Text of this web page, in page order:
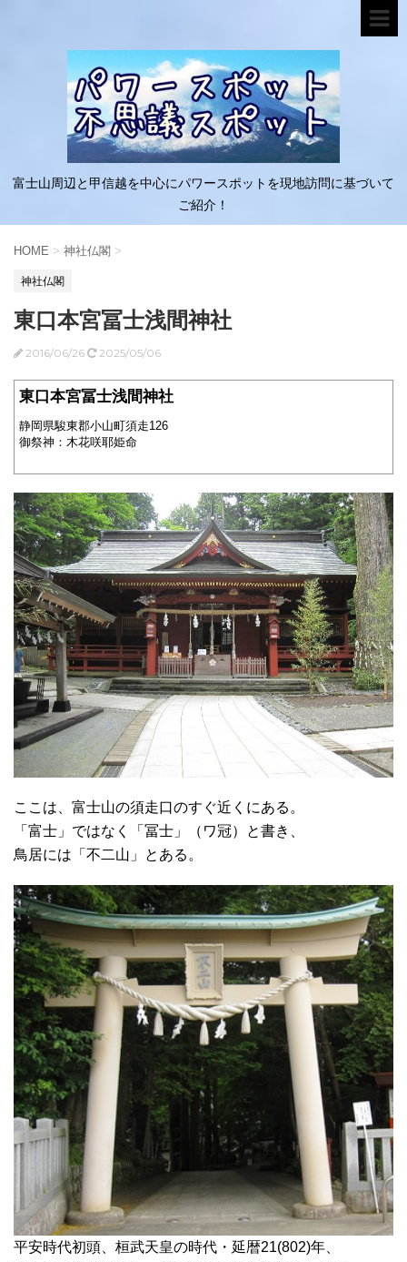
富士山周辺と甲信越を中心にパワースポットを現地訪問に基づいて
ご紹介！
HOME > 神社仏閣 >
神社仏閣
東口本宮冨士浅間神社
2016/06/26 2025/05/06
東口本宮冨士浅間神社
静岡県駿東郡小山町須走126
御祭神：木花咲耶姫命
ここは、富士山の須走口のすぐ近くにある。
「富士」ではなく「冨士」（ワ冠）と書き、
鳥居には「不二山」とある。
平安時代初頭、桓武天皇の時代・延暦21(802)年、